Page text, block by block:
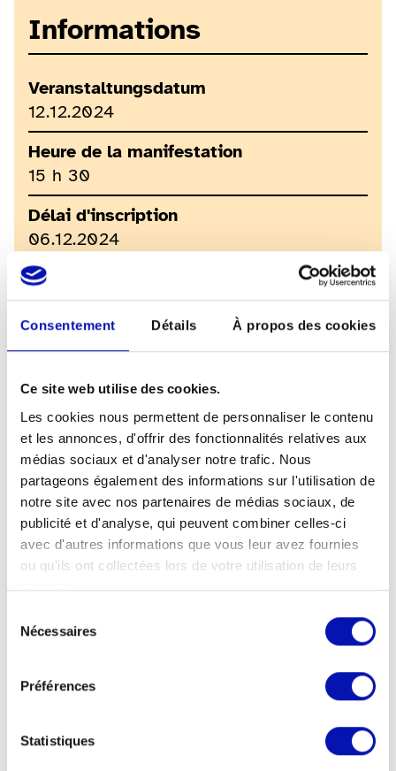
Consentement Détails À propos des cookies
Ce site web utilise des cookies.
Les cookies nous permettent de personnaliser le contenu
et les annonces, d'offrir des fonctionnalités relatives aux
médias sociaux et d'analyser notre trafic. Nous
partageons également des informations sur l'utilisation de
notre site avec nos partenaires de médias sociaux, de
publicité et d'analyse, qui peuvent combiner celles-ci
avec d'autres informations que vous leur avez fournies
ou qu'ils ont collectées lors de votre utilisation de leurs
services.
Nécessaires
Préférences
Statistiques
Informations
Veranstaltungsdatum
12.12.2024
Heure de la manifestation
15 h 30
Délai d'inscription
06.12.2024
Coûts
CHF 10.-/pers. (sans les visn )
Restaurant Les Caves
Rue Haute 21 A
2502 Bienne
Contact pour les questions
Angela Sahli
a.sahli65@gmx.ch